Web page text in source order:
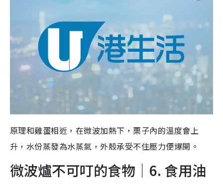
原理和雞蛋相近，在微波加熱下，栗子內的溫度會上
升，水份蒸發為水蒸氣，外殼承受不住壓力便爆開。
微波爐不可叮的食物｜6. 食用油